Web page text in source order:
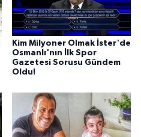
Kim Milyoner Olmak İster'de
Osmanlı'nın İlk Spor
Gazetesi Sorusu Gündem
Oldu!